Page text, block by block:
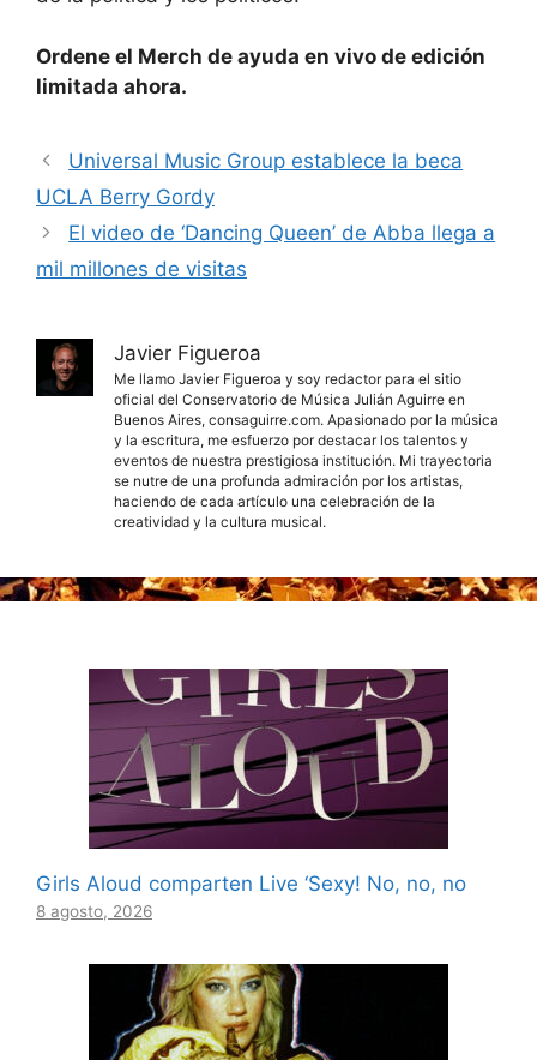
Ordene el Merch de ayuda en vivo de edición
limitada ahora.
Universal Music Group establece la beca
UCLA Berry Gordy
El video de ‘Dancing Queen’ de Abba llega a
mil millones de visitas
Javier Figueroa
Me llamo Javier Figueroa y soy redactor para el sitio
oficial del Conservatorio de Música Julián Aguirre en
Buenos Aires, consaguirre.com. Apasionado por la música
y la escritura, me esfuerzo por destacar los talentos y
eventos de nuestra prestigiosa institución. Mi trayectoria
se nutre de una profunda admiración por los artistas,
haciendo de cada artículo una celebración de la
creatividad y la cultura musical.
Girls Aloud comparten Live ‘Sexy! No, no, no
8 agosto, 2026